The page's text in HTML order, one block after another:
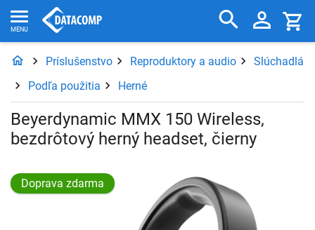
Príslušenstvo Reproduktory a audio
Slúchadlá
Podľa použitia
Herné
Beyerdynamic MMX 150 Wireless,
bezdrôtový herný headset, čierny
Doprava zdarma